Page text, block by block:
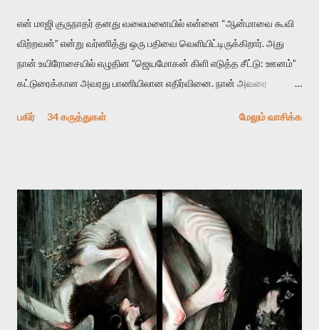
என் மாஜி குருநாதர் தனது வலைமனையில் என்னை “ஆன்மாவை கூவி
விற்றவன்” என்று வர்ணித்து ஒரு பதிவை வெளியிட்டிருக்கிறார். அது
நான் உயிரோசையில் எழுதின ”ஜெயமோகன் கிளி எடுத்த சீட்டு: ஊனம்”
கட்டுரைக்கான அவரது பாணியிலான எதிர்வினை. நான் அவரை
பதிவை படித்த நண்பர்கள் பலரும் அவருக்காக இரக்கப்பட்டார்கள்.
தனது இணையதளத்திலே தொடர்ந்து பதிவு செய்கிறார். உயிர்மை
இன்னும் சில வருடங்களுக்கு தனக்கு எதிராக எழுத்தாளர்களை ஏவி
விட்டபடி இருக்கும் என்று ஒரு அச்சத்தை வெளிப்படுத்தியபடி
இருக்கிறார். அவர் கடுமையான பாதுகாப்பின்மை மனநிலையில் உள்ளார்.
உயிர்மை அவரை தாக்க உத்தேசித்தாலும் இல்லை என்றாலும்
ஜெயமோகன் அந்த பிரமையால் தொடர்ந்து அச்சுறுத்தலுக்கு உள்ளாகி
உள்ளார். உங்களை பற்றின இந்த தாக்குதல் கூட இதன் வெளிப்பாடு தான்”.
பகிர் 34 கருத்துகள் மேலும் வாசிக்க